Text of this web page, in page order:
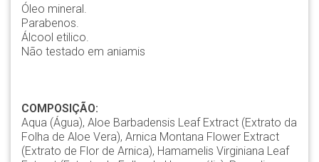
Óleo mineral.
Parabenos.
Álcool etilico.
Não testado em aniamis
COMPOSIÇÃO:
Aqua (Água), Aloe Barbadensis Leaf Extract (Extrato da
Folha de Aloe Vera), Arnica Montana Flower Extract
(Extrato de Flor de Arnica), Hamamelis Virginiana Leaf